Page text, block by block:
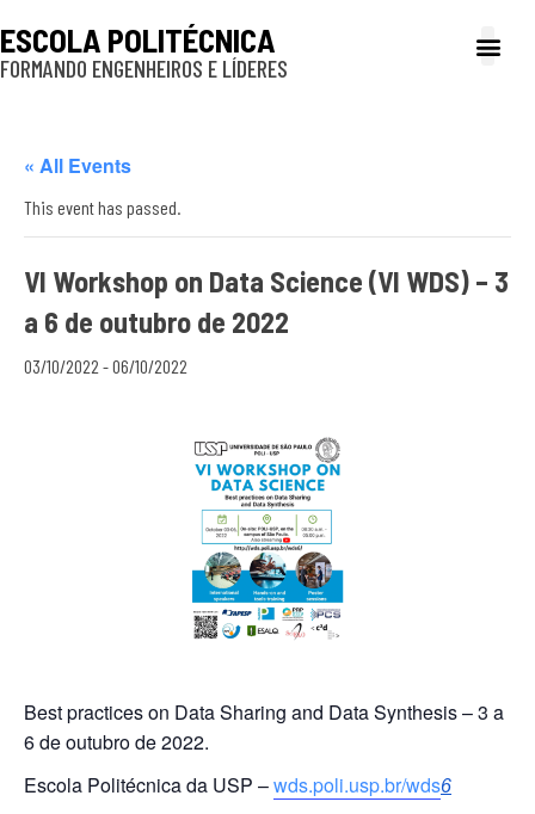
ESCOLA POLITÉCNICA
FORMANDO ENGENHEIROS E LÍDERES
« All Events
This event has passed.
VI Workshop on Data Science (VI WDS) – 3
a 6 de outubro de 2022
03/10/2022 -06/10/2022
Best practices on Data Sharing and Data Synthesis – 3 a
6 de outubro de 2022.
Escola Politécnica da USP –wds.poli.usp.br/wds6